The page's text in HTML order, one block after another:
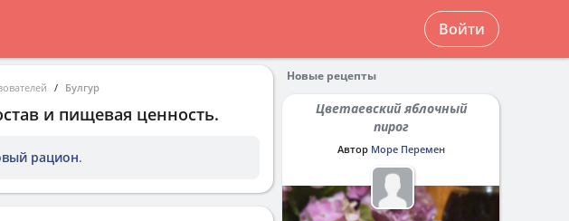
Войти
Булгур
и пищевая ценность.
рацион.
Новые рецепты
Цветаевский яблочный
пирог
Автор Море Перемен